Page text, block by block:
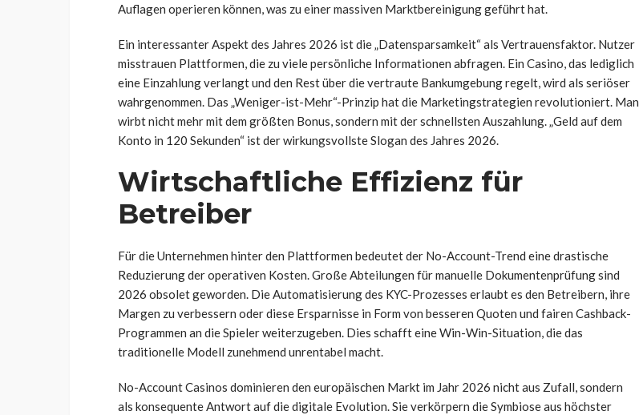
Auflagen operieren können, was zu einer massiven Marktbereinigung geführt hat.
Ein interessanter Aspekt des Jahres 2026 ist die „Datensparsamkeit“ als Vertrauensfaktor. Nutzer
misstrauen Plattformen, die zu viele persönliche Informationen abfragen. Ein Casino, das lediglich
eine Einzahlung verlangt und den Rest über die vertraute Bankumgebung regelt, wird als seriöser
wahrgenommen. Das „Weniger-ist-Mehr“-Prinzip hat die Marketingstrategien revolutioniert. Man
wirbt nicht mehr mit dem größten Bonus, sondern mit der schnellsten Auszahlung. „Geld auf dem
Konto in 120 Sekunden“ ist der wirkungsvollste Slogan des Jahres 2026.
Wirtschaftliche Effizienz für
Betreiber
Für die Unternehmen hinter den Plattformen bedeutet der No-Account-Trend eine drastische
Reduzierung der operativen Kosten. Große Abteilungen für manuelle Dokumentenprüfung sind
2026 obsolet geworden. Die Automatisierung des KYC-Prozesses erlaubt es den Betreibern, ihre
Margen zu verbessern oder diese Ersparnisse in Form von besseren Quoten und fairen Cashback-
Programmen an die Spieler weiterzugeben. Dies schafft eine Win-Win-Situation, die das
traditionelle Modell zunehmend unrentabel macht.
No-Account Casinos dominieren den europäischen Markt im Jahr 2026 nicht aus Zufall, sondern
als konsequente Antwort auf die digitale Evolution. Sie verkörpern die Symbiose aus höchster